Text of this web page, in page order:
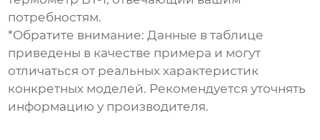
потребностям.
*Обратите внимание: Данные в таблице
приведены в качестве примера и могут
отличаться от реальных характеристик
конкретных моделей. Рекомендуется уточнять
информацию у производителя.